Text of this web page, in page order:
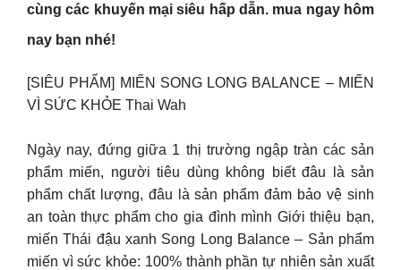
cùng các khuyến mại siêu hấp dẫn. mua ngay hôm
nay bạn nhé!
[SIÊU PHẨM] MIẾN SONG LONG BALANCE – MIẾN
VÌ SỨC KHỎE Thai Wah
Ngày nay, đứng giữa 1 thị trường ngập tràn các sản
phẩm miến, người tiêu dùng không biết đâu là sản
phẩm chất lượng, đâu là sản phẩm đảm bảo vệ sinh
an toàn thực phẩm cho gia đình mình Giới thiệu bạn,
miến Thái đậu xanh Song Long Balance – Sản phẩm
miến vì sức khỏe: 100% thành phần tự nhiên sản xuất